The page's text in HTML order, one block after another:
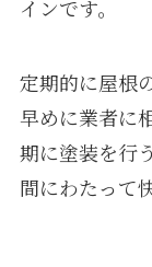
インです。
定期的に屋根
早めに業者に
期に塗装を行
間にわたって